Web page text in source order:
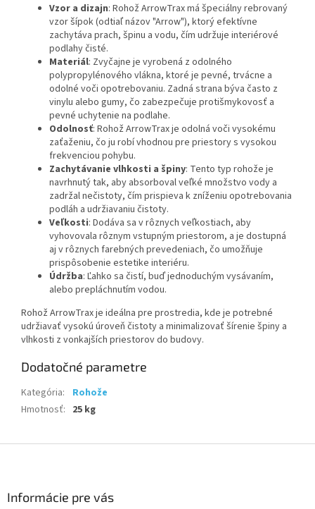
Vzor a dizajn: Rohož ArrowTrax má špeciálny rebrovaný
vzor šípok (odtiaľ názov "Arrow"), ktorý efektívne
zachytáva prach, špinu a vodu, čím udržuje interiérové
podlahy čisté.
Materiál: Zvyčajne je vyrobená z odolného
polypropylénového vlákna, ktoré je pevné, trvácne a
odolné voči opotrebovaniu. Zadná strana býva často z
vinylu alebo gumy, čo zabezpečuje protišmykovosť a
pevné uchytenie na podlahe.
Odolnosť: Rohož ArrowTrax je odolná voči vysokému
zaťaženiu, čo ju robí vhodnou pre priestory s vysokou
frekvenciou pohybu.
Zachytávanie vlhkosti a špiny: Tento typ rohože je
navrhnutý tak, aby absorboval veľké množstvo vody a
zadržal nečistoty, čím prispieva k zníženiu opotrebovania
podláh a udržiavaniu čistoty.
Veľkosti: Dodáva sa v rôznych veľkostiach, aby
vyhovovala rôznym vstupným priestorom, a je dostupná
aj v rôznych farebných prevedeniach, čo umožňuje
prispôsobenie estetike interiéru.
Údržba: Ľahko sa čistí, buď jednoduchým vysávaním,
alebo prepláchnutím vodou.
Rohož ArrowTrax je ideálna pre prostredia, kde je potrebné
udržiavať vysokú úroveň čistoty a minimalizovať šírenie špiny a
vlhkosti z vonkajších priestorov do budovy.
Dodatočné parametre
Kategória:
Rohože
Hmotnosť: 25 kg
Informácie pre vás